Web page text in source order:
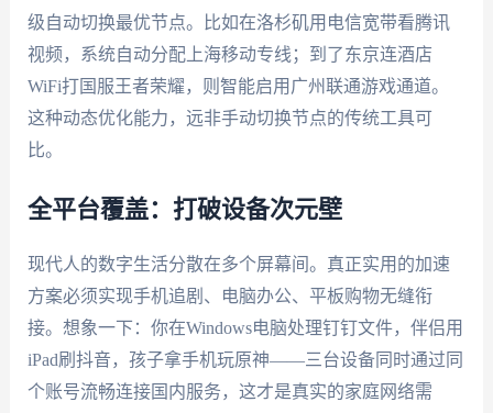
级自动切换最优节点。比如在洛杉矶用电信宽带看腾讯
视频，系统自动分配上海移动专线；到了东京连酒店
WiFi打国服王者荣耀，则智能启用广州联通游戏通道。
这种动态优化能力，远非手动切换节点的传统工具可
比。
全平台覆盖：打破设备次元壁
现代人的数字生活分散在多个屏幕间。真正实用的加速
方案必须实现手机追剧、电脑办公、平板购物无缝衔
接。想象一下：你在Windows电脑处理钉钉文件，伴侣用
iPad刷抖音，孩子拿手机玩原神——三台设备同时通过同
个账号流畅连接国内服务，这才是真实的家庭网络需